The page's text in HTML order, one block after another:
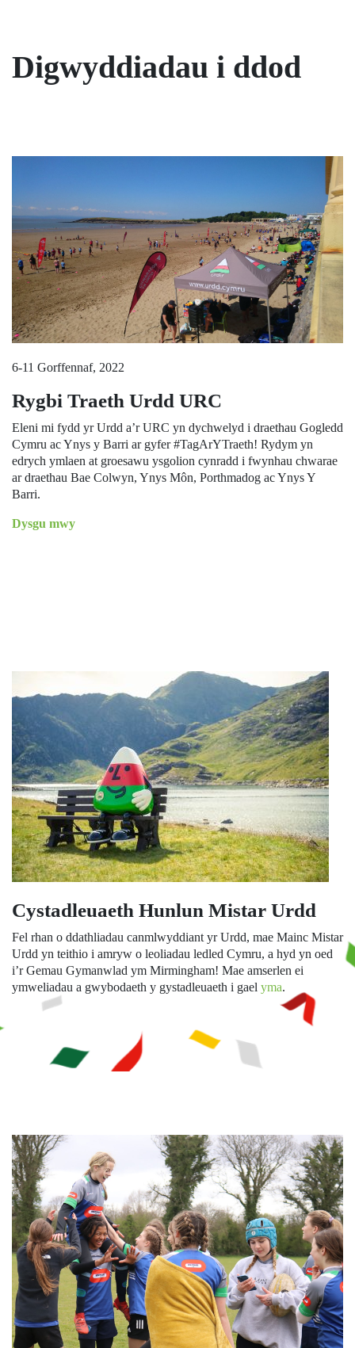
Digwyddiadau i ddod
6-11 Gorffennaf, 2022
Rygbi Traeth Urdd URC
Eleni mi fydd yr Urdd a’r URC yn dychwelyd i draethau Gogledd
Cymru ac Ynys y Barri ar gyfer #TagArYTraeth! Rydym yn
edrych ymlaen at groesawu ysgolion cynradd i fwynhau chwarae
ar draethau Bae Colwyn, Ynys Môn, Porthmadog ac Ynys Y
Barri.
Dysgu mwy
Cystadleuaeth Hunlun Mistar Urdd
Fel rhan o ddathliadau canmlwyddiant yr Urdd, mae Mainc Mistar
Urdd yn teithio i amryw o leoliadau ledled Cymru, a hyd yn oed
i’r Gemau Gymanwlad ym Mirmingham! Mae amserlen ei
ymweliadau a gwybodaeth y gystadleuaeth i gael yma.